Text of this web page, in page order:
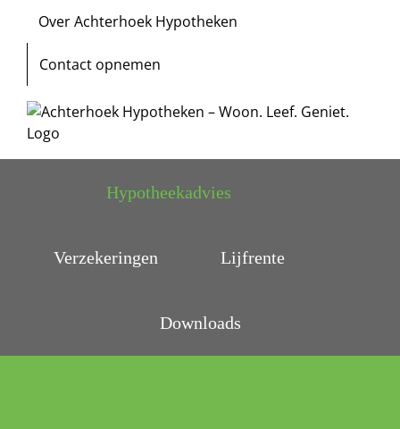
Over Achterhoek Hypotheken
Contact opnemen
Hypotheekadvies
Verzekeringen Lijfrente
Downloads